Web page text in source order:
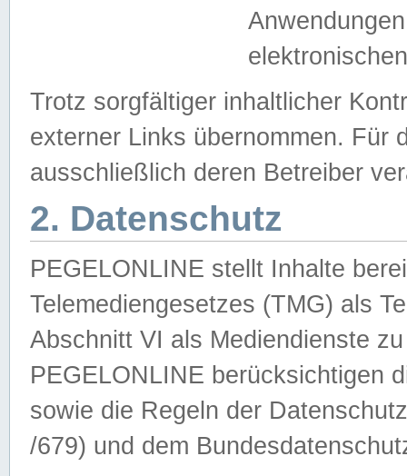
Trotz sorgfältiger inhaltlicher
externer Links übernommen. Für
ausschließlich deren Betreiber
2. Datenschutz
PEGELONLINE stellt Inhalte
Telemediengesetzes (TMG) als
Abschnitt VI als Mediendienste
PEGELONLINE berücksichtigen
sowie die Regeln der
/679) und dem